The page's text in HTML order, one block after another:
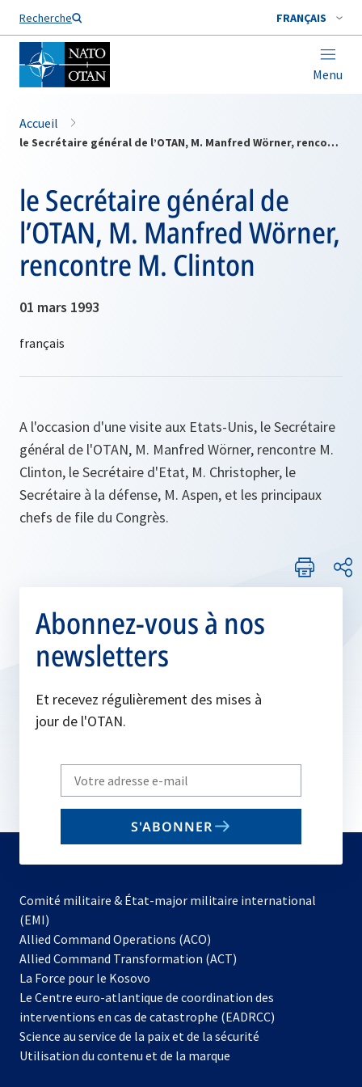
Recherche FRANÇAIS
Menu
Nom de famille*
Accueil
le Secrétaire général de l’OTAN, M. Manfred Wörner, rencontre M. Clinton
le Secrétaire général de
l’OTAN, M. Manfred Wörner,
rencontre M. Clinton
01 mars 1993
A l'occasion d'une visite aux Etats-Unis, le Secrétaire
général de l'OTAN, M. Manfred Wörner, rencontre M.
Clinton, le Secrétaire d'Etat, M. Christopher, le
Secrétaire à la défense, M. Aspen, et les principaux
chefs de file du Congrès.
Abonnez-vous à nos
newsletters
Et recevez régulièrement des mises à
jour de l'OTAN.
Write
your
email
S'ABONNER
Comité militaire & État-major militaire international
(EMI)
Allied Command Operations (ACO)
dans
nouvel
onglet
Allied Command Transformation (ACT)
La Force pour le Kosovo
dans
un
nouvel
onglet
Le Centre euro-atlantique de coordination des
interventions en cas de catastrophe (EADRCC)
Science au service de la paix et de la sécurité
Utilisation du contenu et de la marque